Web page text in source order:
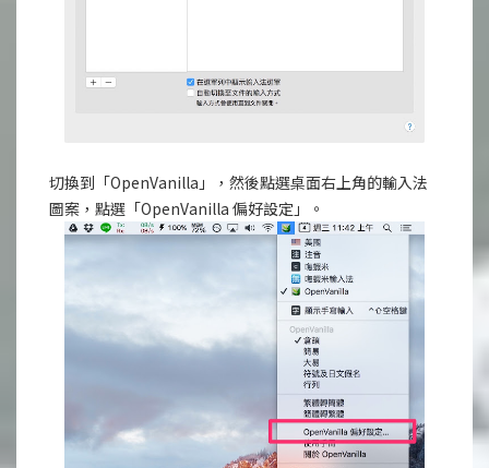
切換到「OpenVanilla」，然後點選桌面右上角的輸入法
圖案，點選「OpenVanilla 偏好設定」。